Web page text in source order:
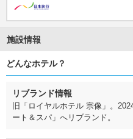
施設情報
どんなホテル？
リブランド情報
旧「ロイヤルホテル 宗像」。
ート＆スパ」へリブランド。